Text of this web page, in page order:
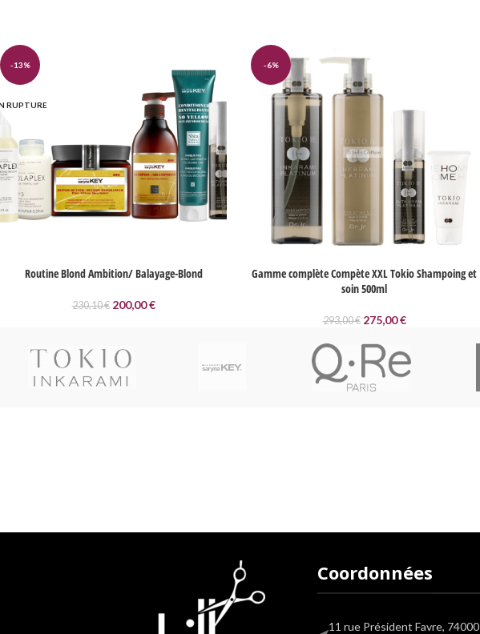
-13%
RUPTURE
Routine Blond Ambition/ Balayage-Blond
230,10€ 200,00€
-6%
Gamme complète Compète XXL Tokio Shampoing et
soin 500ml
293,00€ 275,00€
Coordonnées
11 rue Président Favre, 74000